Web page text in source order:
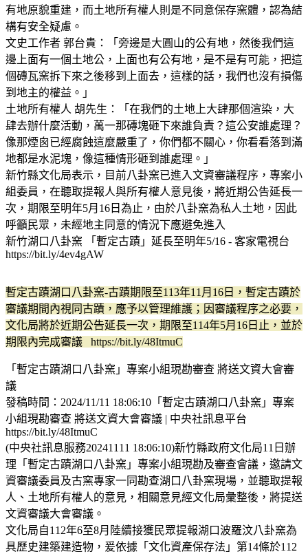
有地原貌重建，而土地所有權人則是不同意保存窯體，認為結
構有安全疑慮。
文史工作者 郭台貴：「旁邊是大圓山的公有地，然後我們這
邊上面有一個土地公，上面也有公有地，是不是有可能，把這
個磚瓦窯拆下來之後移到上面去，這樣的話，我們也沒有損傷
到地主的權益。」
土地所有權人 胡先生：「在我們的土地上大肆那個渲染，大
肆去辦什麼活動，萬一那磚塊砸下來誰負責？這公安誰處理？
像那煙囪已經腐蝕這麼嚴重了，你們都不關心，你看看落到滿
地都是水泥塊，像這種情形砸到誰處理。」
新竹縣文化局表示，目前八卦窯已進入文資審議程序，專案小
組委員，在聽取提報人與所有權人意見後，將近期公告延長一
次，期限至明年5月16日為止，由於八卦窯為私人土地，因此
呼籲民眾，未經地主同意的情況下應避免進入
新竹湖口八卦窯 「暫定古蹟」延長至明年5/16 - 客家電視台
https://bit.ly/4ev4gAW
暫定古蹟湖口八卦窯-古蹟期限至113年11月16日，暫定古蹟於
審議期間內視同古蹟，應予以管理維護；因審議程序之必要，
文化局將於近期公告延長一次，期限至114年5月16日止，並於
期限內完成審議 https://bit.ly/48ItmuC
「暫定古蹟湖口八卦窯」專案小組現勘審查 將送文資大會審
議
發稿時間：2024/11/11 18:06:10「暫定古蹟湖口八卦窯」專案
小組現勘審查 將送文資大會審議 | 中央社訊息平台
https://bit.ly/48ItmuC
(中央社訊息服務20241111 18:06:10)新竹縣政府文化局11日辦
理「暫定古蹟湖口八卦窯」專案小組現勘及審查會議，邀請文
資審議委員及古窯專家一同勘查湖口八卦窯現場，並聽取提報
人、土地所有權人的意見，相關意見經文化局彙整後，將提送
文資審議大會審議。
文化局自112年6至8月陸續接獲民眾提報湖口波羅汶八卦窯為
具歷史建築建造物，爰依據「文化資產保存法」第14條於112